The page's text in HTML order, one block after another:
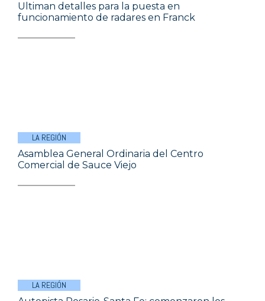
Ultiman detalles para la puesta en
funcionamiento de radares en Franck
LA REGIÓN
Asamblea General Ordinaria del Centro
Comercial de Sauce Viejo
LA REGIÓN